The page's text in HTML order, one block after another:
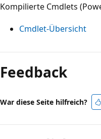
Kompilierte Cmdlets
Cmdlet-Übersicht
Lesemodus
deaktiviert
Feedback
War diese Seite hilfreich?